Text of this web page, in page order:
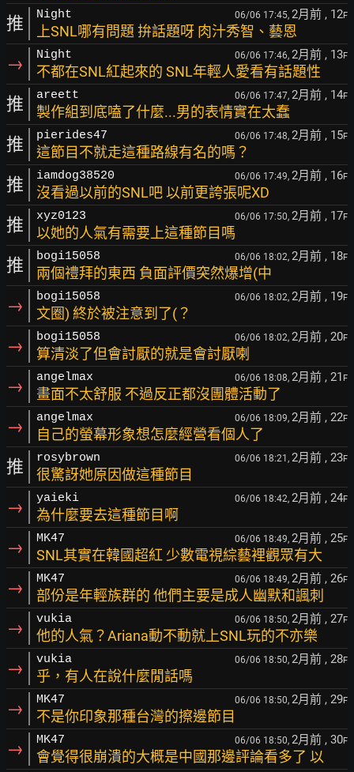
推 Night 06/06 17:45, 2月前 , 12F
上SNL哪有問題 拚話題呀 肉汁秀智、藝恩
→ Night 06/06 17:46, 2月前 , 13F
不都在SNL紅起來的 SNL年輕人愛看有話題性
推 areett 06/06 17:47, 2月前 , 14F
製作組到底嗑了什麼...男的表情實在太蠢
推 pierides47 06/06 17:48, 2月前 , 15F
這節目不就走這種路線有名的嗎？
推 iamdog38520 06/06 17:49, 2月前 , 16F
沒看過以前的SNL吧 以前更誇張呢XD
推 xyz0123 06/06 17:50, 2月前 , 17F
以她的人氣有需要上這種節目嗎
推 bogi15058 06/06 18:02, 2月前 , 18F
兩個禮拜的東西 負面評價突然爆增(中
→ bogi15058 06/06 18:02, 2月前 , 19F
文圈) 終於被注意到了(？
→ bogi15058 06/06 18:02, 2月前 , 20F
算清淡了但會討厭的就是會討厭喇
→ angelmax 06/06 18:08, 2月前 , 21 F
畫面不太舒服 不過反正都沒團體活動了
→ angelmax 06/06 18:09, 2月前 , 22F
自己的螢幕形象想怎麼經營看個人了
推 rosybrown 06/06 18:21, 2月前 , 23F
很驚訝她原因做這種節目
→ yaieki 06/06 18:42, 2月前 , 24F
為什麼要去這種節目啊
→ MK47 06/06 18:49, 2月前 , 25F
SNL其實在韓國超紅 少數電視綜藝裡觀眾有大
→ MK47 06/06 18:49, 2月前 , 26F
部份是年輕族群的 他們主要是成人幽默和諷刺
→ vukia 06/06 18:50, 2月前 , 27F
他的人氣？Ariana動不動就上SNL玩的不亦樂
→ vukia 06/06 18:50, 2月前 , 28F
乎，有人在說什麼閒話嗎
→ MK47 06/06 18:50, 2月前 , 29F
不是你印象那種台灣的擦邊節目
→ MK47 06/06 18:50, 2月前 , 30F
會覺得很崩潰的大概是中國那邊評論看多了 以